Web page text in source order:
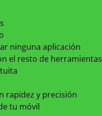
ninguna aplicación
el resto de herramientas
rapidez y precisión
tu móvil